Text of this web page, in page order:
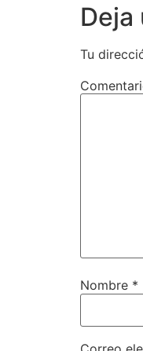
Deja
Tu
Nombre *